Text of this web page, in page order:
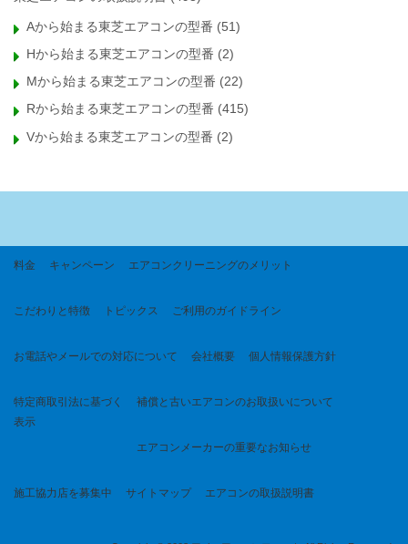
Aから始まる東芝エアコンの型番 (51)
Hから始まる東芝エアコンの型番 (2)
Mから始まる東芝エアコンの型番 (22)
Rから始まる東芝エアコンの型番 (415)
Vから始まる東芝エアコンの型番 (2)
料金 キャンペーン エアコンクリーニングのメリット
こだわりと特徴 トピックス ご利用のガイドライン
お電話やメールでの対応について 会社概要 個人情報保護方針
特定商取引法に基づく
表示
補償と古いエアコンのお取扱いについて
エアコンメーカーの重要なお知らせ
施工協力店を募集中 サイトマップ エアコンの取扱説明書